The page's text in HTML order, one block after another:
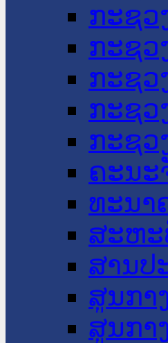
ກະຊວ
ກະຊວ
ກະຊວ
ກະຊວ
ກະຊວ
ຄະນະ
ທະນາ
ສະຫະ
ສານປ
ສູນກາ
ສູນກາ